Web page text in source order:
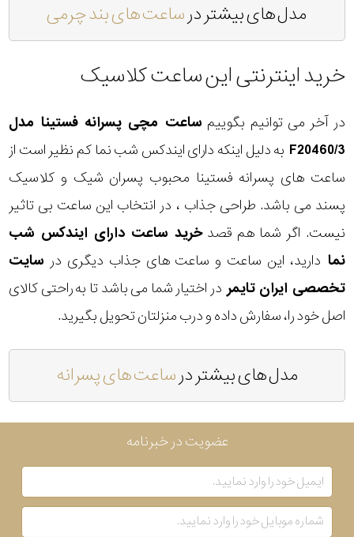
مدل های بیشتر درساعت های بند چرمی
خرید اینترنتی این ساعت کلاسیک
در آخر می توانیم بگوییم ساعت مچی پسرانه فستینا مدل
F20460/3 به دلیل اینکه دارای ایندکس شب نما کم نظیر است از
ساعت های پسرانه فستینا محبوب پسران شیک و کلاسیک
پسند می باشد. طراحی جذاب ، در انتخاب این ساعت بی تاثیر
نیست. اگر شما هم قصدخرید ساعت دارای ایندکس شب
نما دارید، این ساعت و ساعت های جذاب دیگری در سایت
تخصصی ایران تایمر در اختیار شما می باشد تا به راحتی کالای
اصل خود را، سفارش داده و درب منزلتان تحویل بگیرید.
مدل های بیشتر درساعت های پسرانه
عضویت در خبرنامه